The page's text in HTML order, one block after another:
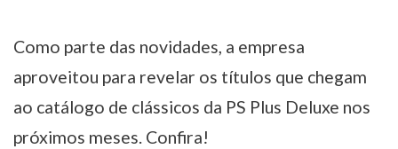
Como parte das novidades, a empresa
aproveitou para revelar os títulos que chegam
ao catálogo de clássicos da PS Plus Deluxe nos
próximos meses. Confira!